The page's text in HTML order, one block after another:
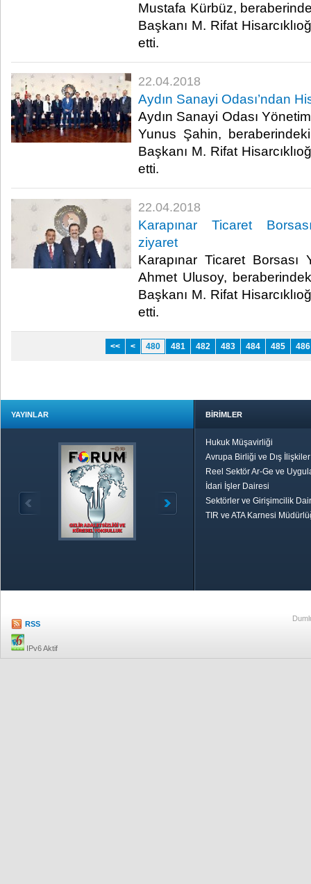
Mustafa Kürbüz,
Başkanı M. Rifat
etti.​
22.04.2018
Aydın Sanayi Odası’ndan
Aydın Sanayi Odası
Yunus Şahin,
Başkanı M. Rifat
etti.​
22.04.2018
Karapınar Ticaret
ziyaret
Karapınar Ticaret Borsası
Ahmet Ulusoy,
Başkanı M. Rifat
etti.​
<< < 480 481 482 483 484 485 486
YAYINLAR BİRİMLER
Hukuk Müşavirliği
Avrupa Birliği ve Dış
Reel Sektör Ar-Ge ve
İdari İşler Dairesi
Sektörler ve Girişimcilik
TIR ve ATA Karnesi
RSS
IPv6 Aktif